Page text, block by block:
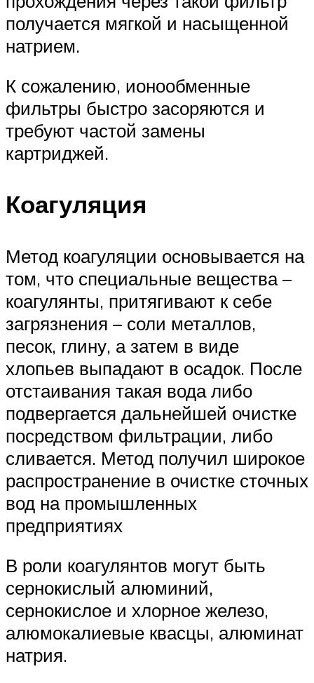
получается мягкой и насыщенной
натрием.
К сожалению, ионообменные
фильтры быстро засоряются и
требуют частой замены
картриджей.
Коагуляция
Метод коагуляции основывается на
том, что специальные вещества –
коагулянты, притягивают к себе
загрязнения – соли металлов,
песок, глину, а затем в виде
хлопьев выпадают в осадок. После
отстаивания такая вода либо
подвергается дальнейшей очистке
посредством фильтрации, либо
сливается. Метод получил широкое
распространение в очистке сточных
вод на промышленных
предприятиях
В роли коагулянтов могут быть
сернокислый алюминий,
сернокислое и хлорное железо,
алюмокалиевые квасцы, алюминат
натрия.